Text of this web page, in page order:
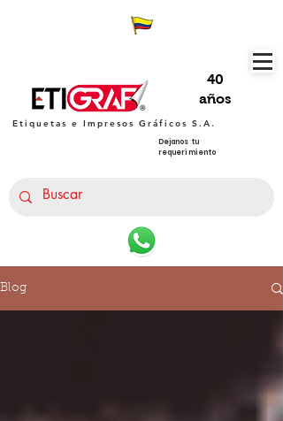
40
años
Etiquetas e Impresos Gráficos S.A.
Dejanos tu
requerimiento
Blog